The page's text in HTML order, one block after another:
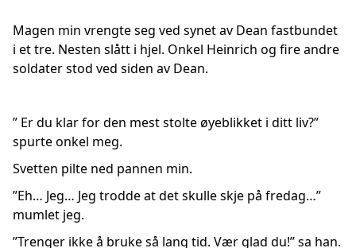
Magen min vrengte seg ved synet av Dean fastbundet
i et tre. Nesten slått i hjel. Onkel Heinrich og fire andre
soldater stod ved siden av Dean.
” Er du klar for den mest stolte øyeblikket i ditt liv?”
spurte onkel meg.
Svetten pilte ned pannen min.
”Eh… Jeg… Jeg trodde at det skulle skje på fredag…”
mumlet jeg.
”Trenger ikke å bruke så lang tid. Vær glad du!” sa han.